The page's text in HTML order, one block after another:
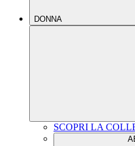
DONNA
SCOPRI LA